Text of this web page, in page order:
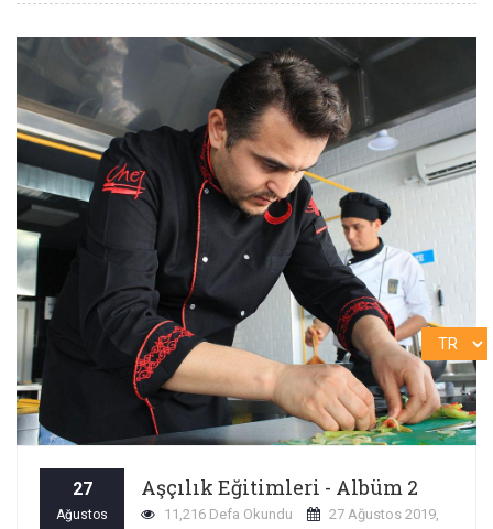
27
Ağustos
Aşçılık Eğitimleri - Albüm 2
11,216 Defa Okundu
27 Ağustos 2019,